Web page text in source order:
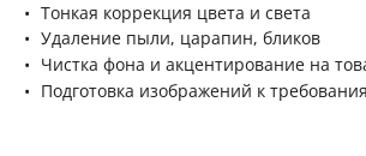
Тонкая коррекция цвета и света
Удаление пыли, царапин, бликов
Чистка фона и акцентирование на
Подготовка изображений к